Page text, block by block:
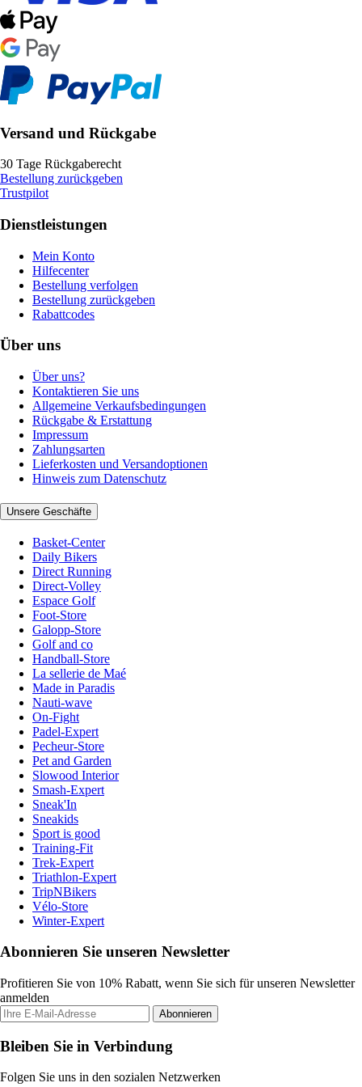
Versand und Rückgabe
30 Tage Rückgaberecht
Bestellung zurückgeben
Trustpilot
Dienstleistungen
Mein Konto
Hilfecenter
Bestellung verfolgen
Bestellung zurückgeben
Rabattcodes
Über uns
Über uns?
Kontaktieren Sie uns
Allgemeine Verkaufsbedingungen
Rückgabe & Erstattung
Impressum
Zahlungsarten
Lieferkosten und Versandoptionen
Hinweis zum Datenschutz
Unsere Geschäfte
Basket-Center
Daily Bikers
Direct Running
Direct-Volley
Espace Golf
Foot-Store
Galopp-Store
Golf and co
Handball-Store
La sellerie de Maé
Made in Paradis
Nauti-wave
On-Fight
Padel-Expert
Pecheur-Store
Pet and Garden
Slowood Interior
Smash-Expert
Sneak'In
Sneakids
Sport is good
Training-Fit
Trek-Expert
Triathlon-Expert
TripNBikers
Vélo-Store
Winter-Expert
Abonnieren Sie unseren Newsletter
Profitieren Sie von 10% Rabatt, wenn Sie sich für unseren Newsletter
anmelden
Abonnieren
Bleiben Sie in Verbindung
Folgen Sie uns in den sozialen Netzwerken